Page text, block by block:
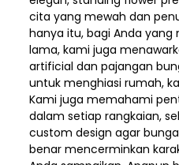
cita yang mewah dan
hanya itu, bagi Anda yang
lama, kami juga
artificial dan pajangan
untuk menghiasi rumah,
Kami juga memahami
dalam setiap rangkaian,
custom design agar
benar mencerminkan